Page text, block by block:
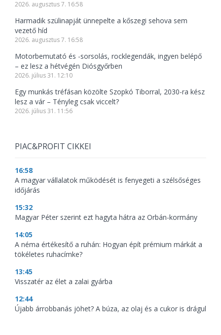
2026. augusztus 7. 16:58
Harmadik szülinapját ünnepelte a kőszegi sehova sem
vezető híd
2026. augusztus 7. 16:58
Motorbemutató és -sorsolás, rocklegendák, ingyen belépő
– ez lesz a hétvégén Diósgyőrben
2026. július 31. 12:10
Egy munkás tréfásan közölte Szopkó Tiborral, 2030-ra kész
lesz a vár – Tényleg csak viccelt?
2026. július 31. 11:56
PIAC&PROFIT CIKKEI
16:58
A magyar vállalatok működését is fenyegeti a szélsőséges
időjárás
15:32
Magyar Péter szerint ezt hagyta hátra az Orbán-kormány
14:05
A néma értékesítő a ruhán: Hogyan épít prémium márkát a
tökéletes ruhacímke?
13:45
Visszatér az élet a zalai gyárba
12:44
Újabb árrobbanás jöhet? A búza, az olaj és a cukor is drágul